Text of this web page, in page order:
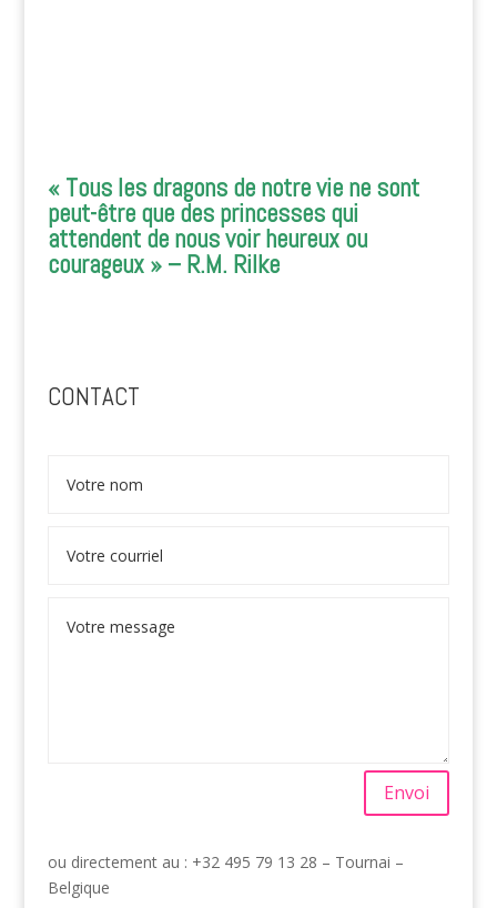
« Tous les dragons de notre vie ne sont
peut-être que des princesses qui
attendent de nous voir heureux ou
courageux » – R.M. Rilke
CONTACT
Envoi
ou directement au : +32 495 79 13 28 – Tournai –
Belgique